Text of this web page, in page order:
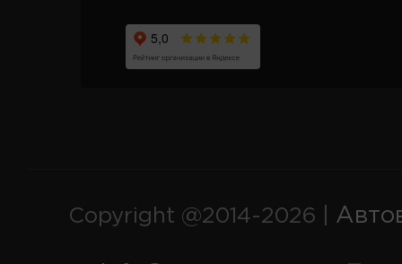
Copyright @2014-2026 |